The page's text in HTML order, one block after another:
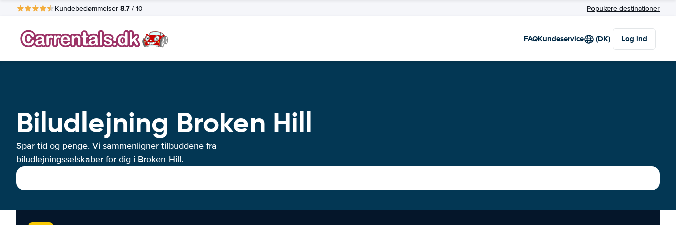
Kundebedømmelser 8.7 / 10 Populære destinationer
FAQKundeservice (DK) Log ind
Biludlejning Broken Hill
Spar tid og penge. Vi sammenligner tilbuddene fra
biludlejningsselskaber for dig i Broken Hill.